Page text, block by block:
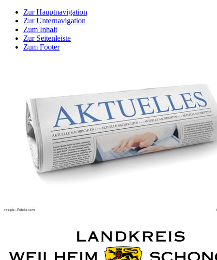
Zur Hauptnavigation
Zur Unternavigation
Zum Inhalt
Zur Seitenleiste
Zum Footer